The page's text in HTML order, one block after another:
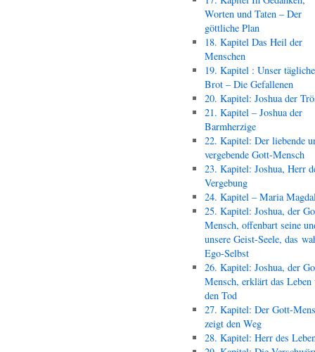
Worten und Taten – Der
göttliche Plan
18. Kapitel Das Heil der
Menschen
19. Kapitel : Unser
Brot – Die Gefallenen
20. Kapitel: Joshua der
21. Kapitel – Joshua der
Barmherzige
22. Kapitel: Der liebende
vergebende Gott-Mensch
23. Kapitel: Joshua, Herr
Vergebung
24. Kapitel – Maria
25. Kapitel: Joshua, der
Mensch, offenbart seine
unsere Geist-Seele, das
Ego-Selbst
26. Kapitel: Joshua, der
Mensch, erklärt das Leben
den Tod
27. Kapitel: Der Gott-
zeigt den Weg
28. Kapitel: Herr des